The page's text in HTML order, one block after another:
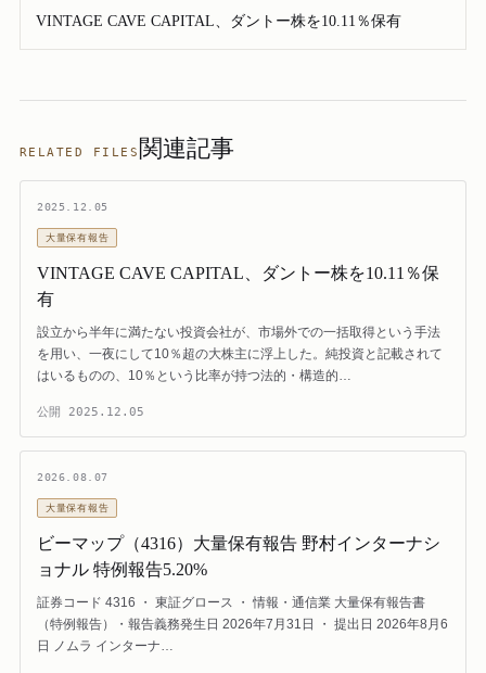
VINTAGE CAVE CAPITAL、ダントー株を10.11％保有
RELATED FILES 関連記事
2025.12.05
大量保有報告
VINTAGE CAVE CAPITAL、ダントー株を10.11％保
有
設立から半年に満たない投資会社が、市場外での一括取得という手法
を用い、一夜にして10％超の大株主に浮上した。純投資と記載されて
はいるものの、10％という比率が持つ法的・構造的…
公開 2025.12.05
2026.08.07
大量保有報告
ビーマップ（4316）大量保有報告 野村インターナシ
ョナル 特例報告5.20%
証券コード 4316 ・ 東証グロース ・ 情報・通信業 大量保有報告書
（特例報告）・報告義務発生日 2026年7月31日 ・ 提出日 2026年8月6
日 ノムラ インターナ…